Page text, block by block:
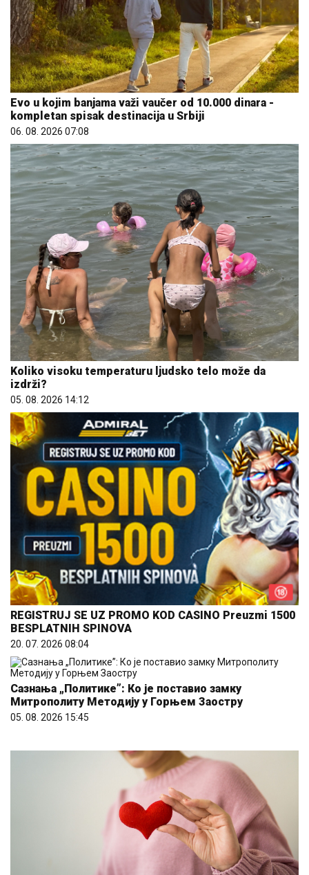
Evo u kojim banjama važi vaučer od 10.000 dinara -
kompletan spisak destinacija u Srbiji
06. 08. 2026 07:08
Koliko visoku temperaturu ljudsko telo može da
izdrži?
05. 08. 2026 14:12
REGISTRUJ SE UZ PROMO KOD CASINO Preuzmi 1500
BESPLATNIH SPINOVA
20. 07. 2026 08:04
Сазнања „Политике”: Ко је поставио замку
Митрополиту Методију у Горњем Заостру
05. 08. 2026 15:45